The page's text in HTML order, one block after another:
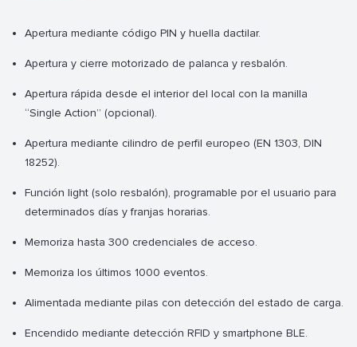
Apertura mediante código PIN y huella dactilar.
Apertura y cierre motorizado de palanca y resbalón.
Apertura rápida desde el interior del local con la manilla
“Single Action” (opcional).
Apertura mediante cilindro de perfil europeo (EN 1303, DIN
18252).
Función light (solo resbalón), programable por el usuario para
determinados días y franjas horarias.
Memoriza hasta 300 credenciales de acceso.
Memoriza los últimos 1000 eventos.
Alimentada mediante pilas con detección del estado de carga.
Encendido mediante detección RFID y smartphone BLE.